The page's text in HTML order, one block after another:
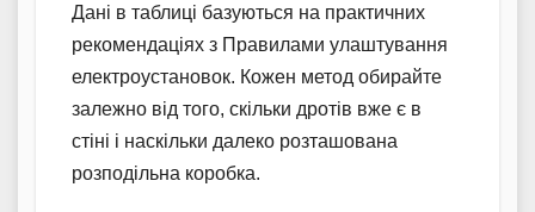
Дані в таблиці базуються на практичних
рекомендаціях з Правилами улаштування
електроустановок. Кожен метод обирайте
залежно від того, скільки дротів вже є в
стіні і наскільки далеко розташована
розподільна коробка.